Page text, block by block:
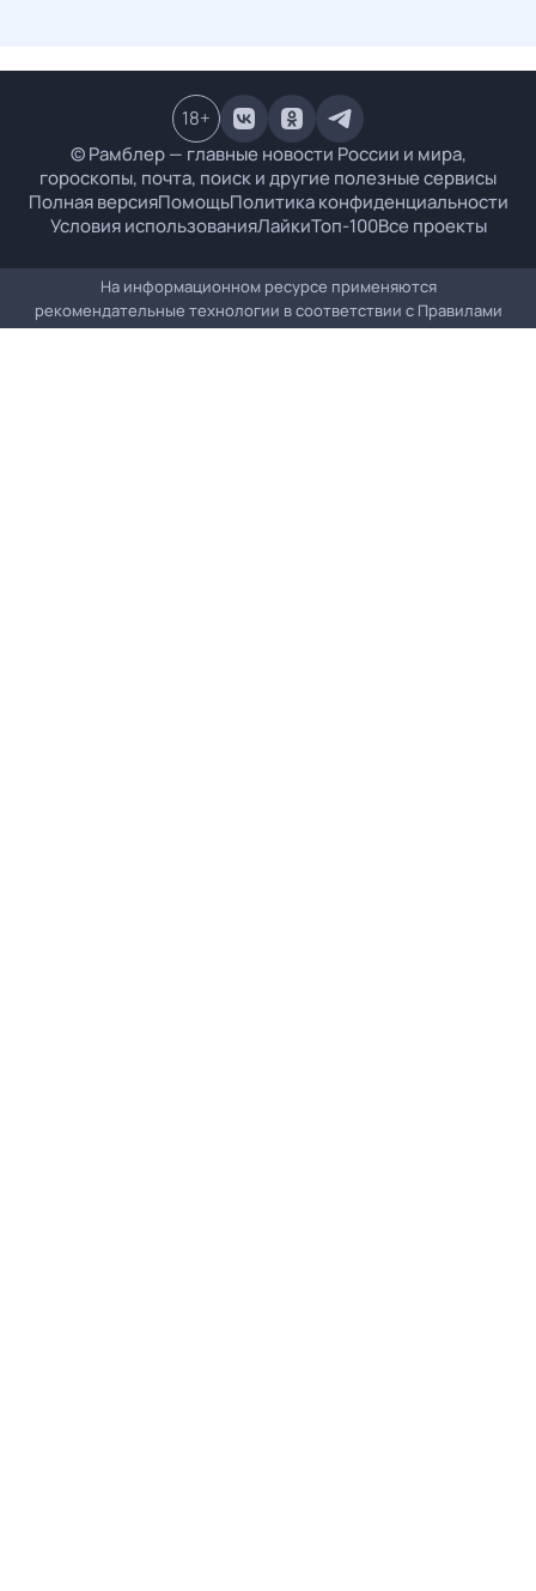
© Рамблер — главные новости России и мира,
гороскопы, почта, поиск и другие полезные сервисы
Полная версияПомощьПолитика конфиденциальности
Условия использованияЛайкиТоп-100Все проекты
18+
На информационном ресурсе применяются
рекомендательные технологии в соответствии с Правилами